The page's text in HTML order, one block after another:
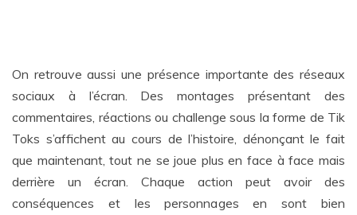
On retrouve aussi une présence importante des réseaux
sociaux à l’écran. Des montages présentant des
commentaires, réactions ou challenge sous la forme de Tik
Toks s’affichent au cours de l’histoire, dénonçant le fait
que maintenant, tout ne se joue plus en face à face mais
derrière un écran. Chaque action peut avoir des
conséquences et les personnages en sont bien